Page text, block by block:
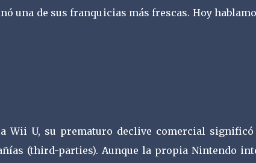
una de sus franquicias más frescas. Hoy
Wii U, su prematuro declive comercial significó
(third-parties). Aunque la propia Nintendo